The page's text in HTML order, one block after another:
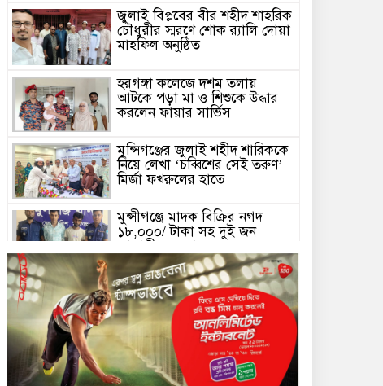
জুলাই বিপ্লবের বীর শহীদ শাহরিক
চৌধুরীর স্মরণে শোক র‍্যালি দোয়া
মাহফিল অনুষ্ঠিত
হরগঙ্গা কলেজে দশম তলায়
আটকে পড়া মা ও শিশুকে উদ্ধার
করলেন ফায়ার সার্ভিস
মুন্সিগঞ্জের জুলাই শহীদ শারিককে
নিয়ে লেখা ‘চব্বিশের সেই তরুণ’
মির্জা ফখরুলের হাতে
মুন্সীগঞ্জে মাদক বিক্রির নগদ
১৮,০০০/ টাকা সহ দুই জন
আসামী গ্রেফতার
নগরবাসীদের উদ্দেশ্যে যে বার্তা
দিলেন প্রশাসক
টংগীবাড়ী পুলিশের অভিযানে গাঁজা
গাছসহ একজন গ্রেফতার